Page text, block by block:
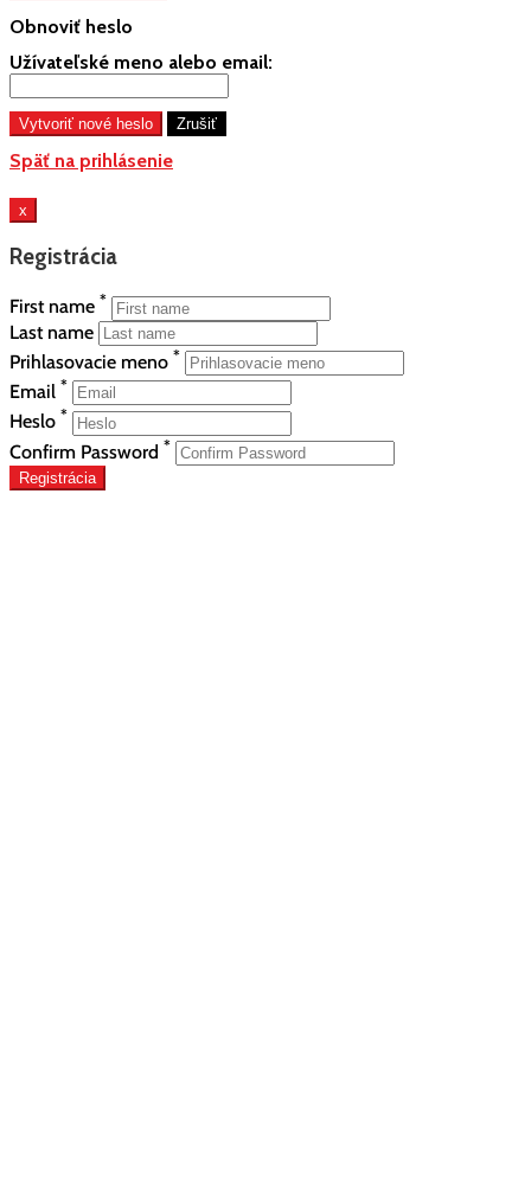
Obnoviť heslo
Užívateľské meno alebo email:
Späť na prihlásenie
x
Registrácia
First name *
Last name
Prihlasovacie meno *
Email *
Heslo *
Confirm Password *
Registrácia